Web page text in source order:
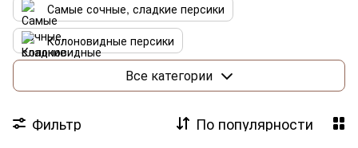
Самые сочные, сладкие персики
Колоновидные персики
Раннего срока созревания
Позднего срока созревания
Комплекты персиков
Все категории
Фильтр По популярности